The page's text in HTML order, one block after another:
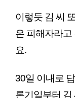
이렇듯 김 씨
은 피해자라고
요.
30일 이내로
론기일부터 김